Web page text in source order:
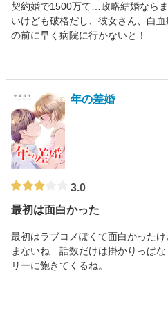
契約婚で1500万て…政略結婚なら
いけども破格だし、彼女さん、白
の前に早く病院に行かないと！
年の差婚
3.0
最初は面白かった
最初はラブコメぽくて面白かった
まないね…話数だけは掛かりっぱ
リーに飽きてくるね。